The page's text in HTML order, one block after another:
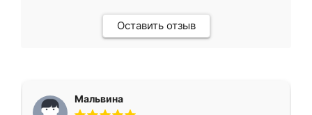
Оставить отзыв
Мальвина